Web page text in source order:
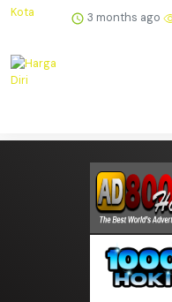
3 months ago